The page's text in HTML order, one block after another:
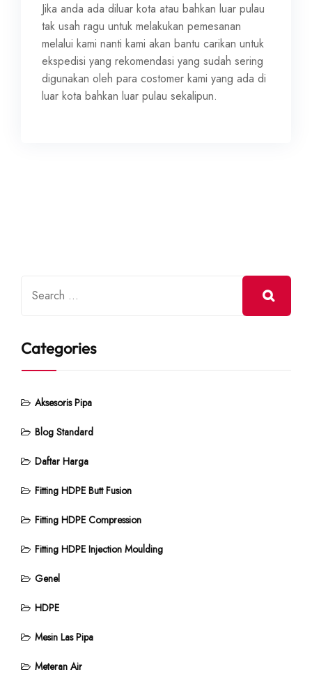
Jika anda ada diluar kota atau bahkan luar pulau
tak usah ragu untuk melakukan pemesanan
melalui kami nanti kami akan bantu carikan untuk
ekspedisi yang rekomendasi yang sudah sering
digunakan oleh para costomer kami yang ada di
luar kota bahkan luar pulau sekalipun.
Categories
Aksesoris Pipa
Blog Standard
Daftar Harga
Fitting HDPE Butt Fusion
Fitting HDPE Compression
Fitting HDPE Injection Moulding
Genel
HDPE
Mesin Las Pipa
Meteran Air